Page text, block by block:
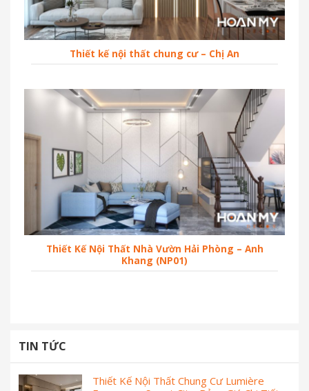
Thiết kế nội thất chung cư – Chị An
Thiết Kế Nội Thất Nhà Vườn Hải Phòng – Anh
Khang (NP01)
TIN TỨC
Thiết Kế Nội Thất Chung Cư Lumière